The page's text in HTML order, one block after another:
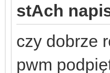
stAch
czy dobrze
pwm